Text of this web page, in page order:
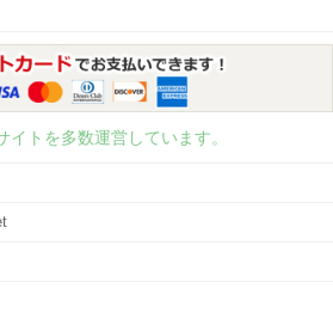
トを多数運営しています。